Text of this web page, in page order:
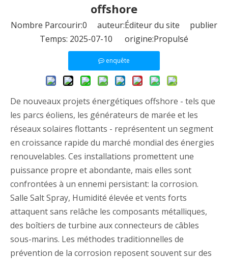
offshore
Nombre Parcourir:0 auteur:Éditeur du site publier
Temps: 2025-07-10 origine:Propulsé
enquête
De nouveaux projets énergétiques offshore - tels que
les parcs éoliens, les générateurs de marée et les
réseaux solaires flottants - représentent un segment
en croissance rapide du marché mondial des énergies
renouvelables. Ces installations promettent une
puissance propre et abondante, mais elles sont
confrontées à un ennemi persistant: la corrosion.
Salle Salt Spray, Humidité élevée et vents forts
attaquent sans relâche les composants métalliques,
des boîtiers de turbine aux connecteurs de câbles
sous-marins. Les méthodes traditionnelles de
prévention de la corrosion reposent souvent sur des